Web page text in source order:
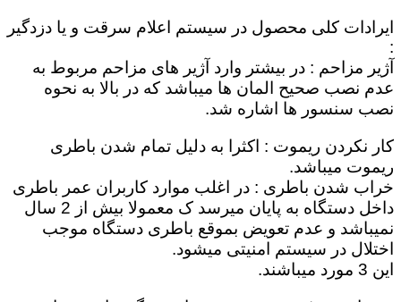
ایرادات کلی محصول در سیستم اعلام سرقت و یا دزدگیر
:
آژیر مزاحم : در بیشتر وارد آژیر های مزاحم مربوط به
عدم نصب صحیح المان ها میباشد که در بالا به نحوه
نصب سنسور ها اشاره شد.
کار نکردن ریموت : اکثرا به دلیل تمام شدن باطری
ریموت میباشد.
خراب شدن باطری : در اغلب موارد کاربران عمر باطری
داخل دستگاه به پایان میرسد ک معمولا بیش از 2 سال
نمیباشد و عدم تعویض بموقع باطری دستگاه موجب
اختلال در سیستم امنیتی میشود.
این 3 مورد میباشند.